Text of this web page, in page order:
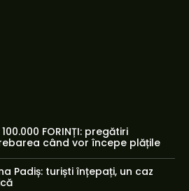
FORINȚI: pregătiri
când vor începe plățile
Padiș: turiști înțepați, un caz